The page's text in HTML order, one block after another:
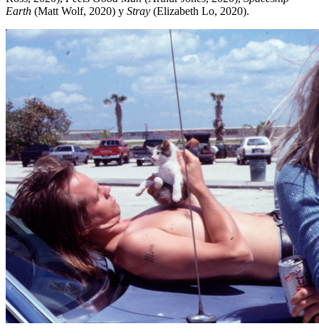
Earth (Matt Wolf, 2020) y Stray (Elizabeth Lo, 2020).